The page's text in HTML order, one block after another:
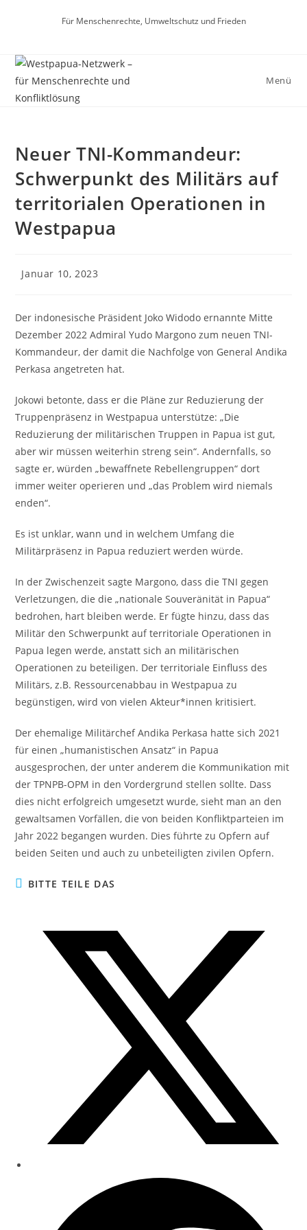
Für Menschenrechte, Umweltschutz und Frieden
Menü
Neuer TNI-Kommandeur:
Schwerpunkt des Militärs auf
territorialen Operationen in
Westpapua
Januar 10, 2023
Der indonesische Präsident Joko Widodo ernannte Mitte
Dezember 2022 Admiral Yudo Margono zum neuen TNI-
Kommandeur, der damit die Nachfolge von General Andika
Perkasa angetreten hat.
Jokowi betonte, dass er die Pläne zur Reduzierung der
Truppenpräsenz in Westpapua unterstütze: „Die
Reduzierung der militärischen Truppen in Papua ist gut,
aber wir müssen weiterhin streng sein“. Andernfalls, so
sagte er, würden „bewaffnete Rebellengruppen“ dort
immer weiter operieren und „das Problem wird niemals
enden“.
Es ist unklar, wann und in welchem Umfang die
Militärpräsenz in Papua reduziert werden würde.
In der Zwischenzeit sagte Margono, dass die TNI gegen
Verletzungen, die die „nationale Souveränität in Papua“
bedrohen, hart bleiben werde. Er fügte hinzu, dass das
Militär den Schwerpunkt auf territoriale Operationen in
Papua legen werde, anstatt sich an militärischen
Operationen zu beteiligen. Der territoriale Einfluss des
Militärs, z.B. Ressourcenabbau in Westpapua zu
begünstigen, wird von vielen Akteur*innen kritisiert.
Der ehemalige Militärchef Andika Perkasa hatte sich 2021
für einen „humanistischen Ansatz“ in Papua
ausgesprochen, der unter anderem die Kommunikation mit
der TPNPB-OPM in den Vordergrund stellen sollte. Dass
dies nicht erfolgreich umgesetzt wurde, sieht man an den
gewaltsamen Vorfällen, die von beiden Konfliktparteien im
Jahr 2022 begangen wurden. Dies führte zu Opfern auf
beiden Seiten und auch zu unbeteiligten zivilen Opfern.
BITTE TEILE DAS